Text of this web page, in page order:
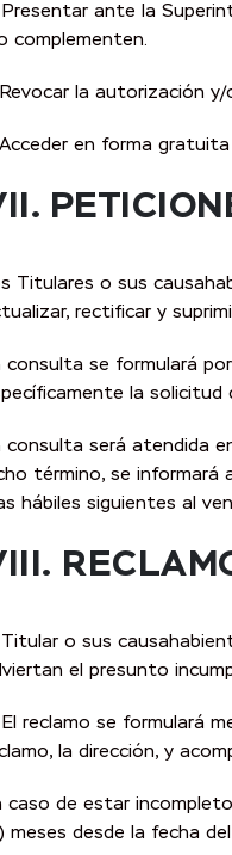
Presentar ante la
complementen.
Revocar la autorización
Acceder en forma
Titulares o sus
rectificar y
consulta se formulará
la solicitud
consulta será atendida
término, se informará
hábiles siguientes al
Titular o sus
el presunto
El reclamo se formulará
la dirección, y
caso de estar
meses desde la fecha